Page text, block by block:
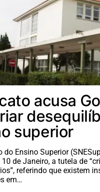
acusa
superior
do Ensino Superior
de Janeiro, a tutela de
referindo que existem
em…